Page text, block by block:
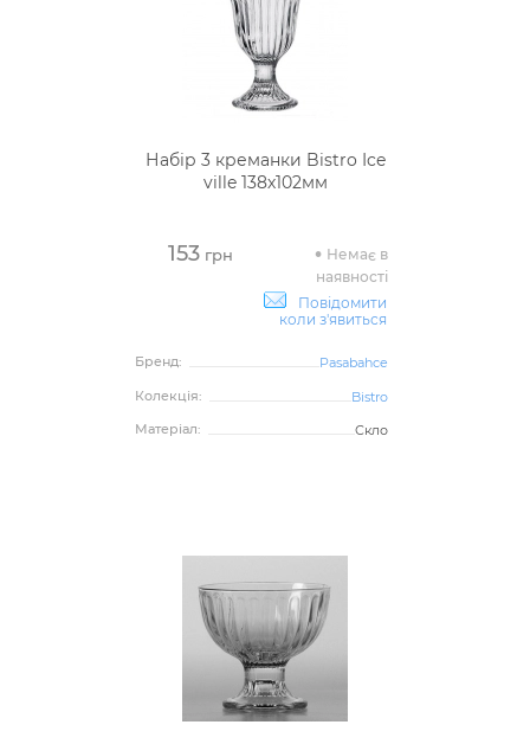
Набір 3 креманки Bistro Ice
ville 138х102мм
153грн
Немає в
наявності
Повідомити
коли з'явиться
Бренд:
Pasabahce
Колекція:
Bistro
Матеріал:
Скло